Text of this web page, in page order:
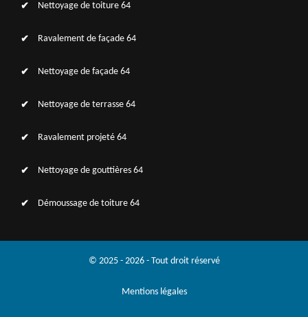
Nettoyage de toiture 64
Ravalement de façade 64
Nettoyage de façade 64
Nettoyage de terrasse 64
Ravalement projeté 64
Nettoyage de gouttières 64
Démoussage de toiture 64
© 2025 - 2026 - Tout droit réservé
Mentions légales